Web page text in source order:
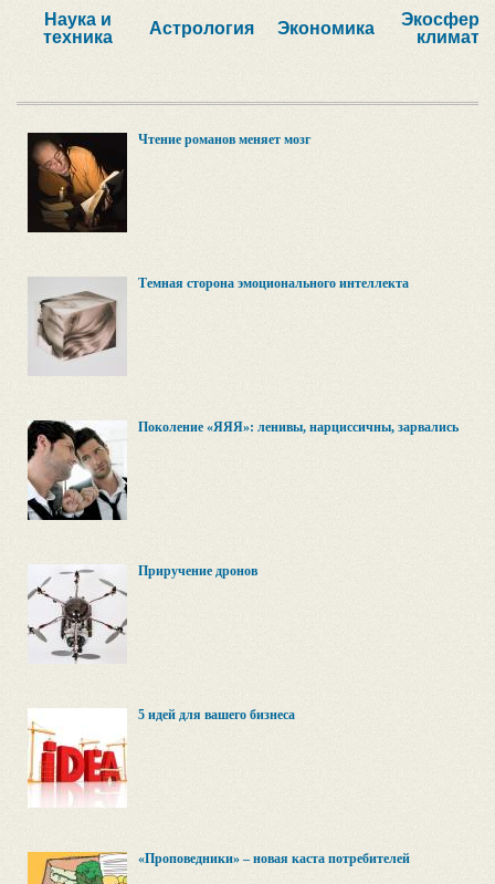
Наука и
техника
Астрология Экономика
Экосфера,
климат
Чтение романов меняет мозг
Темная сторона эмоционального интеллекта
Поколение «ЯЯЯ»: ленивы, нарциссичны, зарвались
Приручение дронов
5 идей для вашего бизнеса
«Проповедники» – новая каста потребителей